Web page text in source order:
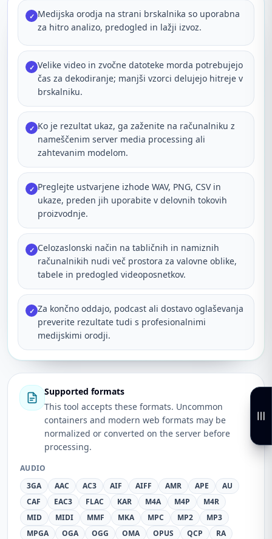
✓ Medijska orodja na strani brskalnika so uporabna
za hitro analizo, predogled in lažji izvoz.
✓ Velike video in zvočne datoteke morda potrebujejo
čas za dekodiranje; manjši vzorci delujejo hitreje v
brskalniku.
✓ Ko je rezultat ukaz, ga zaženite na računalniku z
nameščenim server media processing ali
zahtevanim modelom.
✓ Preglejte ustvarjene izhode WAV, PNG, CSV in
ukaze, preden jih uporabite v delovnih tokovih
proizvodnje.
✓ Celozaslonski način na tabličnih in namiznih
računalnikih nudi več prostora za valovne oblike,
tabele in predogled videoposnetkov.
✓ Za končno oddajo, podcast ali dostavo oglaševanja
preverite rezultate tudi s profesionalnimi
medijskimi orodji.
Supported formats
This tool accepts these formats. Uncommon
containers and modern web formats may be
normalized or converted on the server before
processing.
AUDIO
3GA
AAC AC3 AIF AIFF AMR APE
AU
CAF
EAC3 FLAC KAR M4A M4P
M4R
MID
MIDI MMF MKA MPC MP2
MP3
MPGA
OGA OGG OMA OPUS QCP
RA